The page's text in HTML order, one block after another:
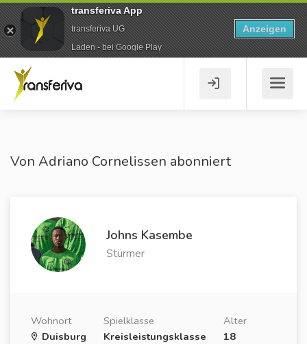
Von Adriano Cornelissen abonniert
Johns Kasembe
Stürmer
Wohnort
Duisburg
Spielklasse
Kreisleistungsklasse
Alter
18
transferiva App
transferiva UG
Laden - bei Google Play
Anzeigen